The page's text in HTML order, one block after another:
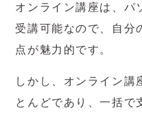
オンライン講座は、パ
受講可能なので、自分
点が魅力的です。
しかし、オンライン講
とんどであり、一括で